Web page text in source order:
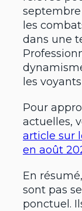
septembre
les
dans une
les
Pour
actuelles,
article sur
en août
En
sont pas
ponctuel.